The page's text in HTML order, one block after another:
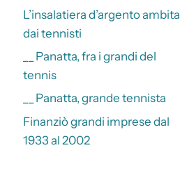
L’insalatiera d’argento ambita
dai tennisti
__ Panatta, fra i grandi del
tennis
__ Panatta, grande tennista
Finanziò grandi imprese dal
1933 al 2002